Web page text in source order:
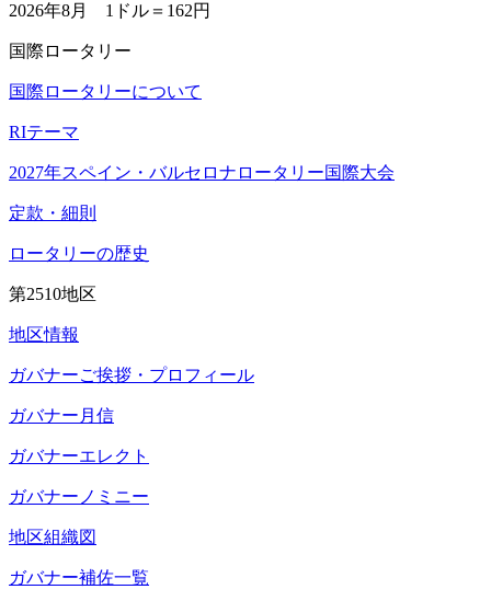
2026年8月 1ドル＝ 162円
国際ロータリー
国際ロータリーについて
RIテーマ
2027年スペイン・バルセロナロータリー国際大会
定款・細則
ロータリーの歴史
第2510地区
地区情報
ガバナーご挨拶・プロフィール
ガバナー月信
ガバナーエレクト
ガバナーノミニー
地区組織図
ガバナー補佐一覧